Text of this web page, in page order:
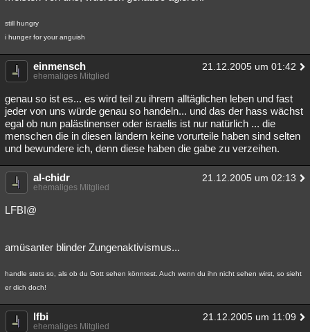
still hungry
i hunger for your anguish
einmensch 21.12.2005 um 01:42
ehemaliges Mitglied
genau so ist es... es wird teil zu ihrem alltäglichen leben und fast
jeder von uns würde genau so handeln... und das der hass wächst
egal ob nun palästinenser oder israelis ist nur natürlich ... die
menschen die in diesen ländern keine vorurteile haben sind selten
und bewundere ich, denn diese haben die gabe zu verzeihen.
al-chidr 21.12.2005 um 02:13
ehemaliges Mitglied
LFBI@
amüsanter blinder Zungenaktivismus...
handle stets so, als ob du Gott sehen könntest. Auch wenn du ihn nicht sehen wirst, so sieht
er dich doch!
lfbi 21.12.2005 um 11:09
ehemaliges Mitglied